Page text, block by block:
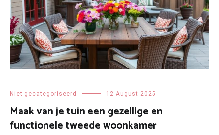
Niet gecategoriseerd 12 August 2025
Maak van je tuin een gezellige en
functionele tweede woonkamer